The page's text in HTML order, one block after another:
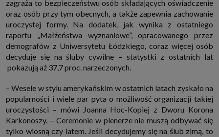
1. Jeśli udzieliłeś zgody na przetwarzanie danych możesz ją w każdej
chwili wycofać (cofnięcie zgody oczywiście nie uchyli zgodności z prawem
przetwarzania już dokonanego na jej podstawie);
2. Masz również prawo żądania dostępu do Twoich danych osobowych, ich
sprostowania, usunięcia lub ograniczenia przetwarzania, prawo do
przeniesienia danych, wyrażenia sprzeciwu wobec przetwarzania danych
oraz prawo do wniesienia skargi do organu nadzorczego, którym w Polsce
jest Prezes Urzędu Ochrony Danych Osobowych.
znajdziesz dodatkowe informacje dotyczące przetwarzania danych i
zagraża to bezpieczeństwu osób składających oświadczenie
oraz osób przy tym obecnych, a także zapewnia zachowanie
uroczystej formy. Na dodatek, jak wynika z ostatniego
raportu „Małżeństwa wyznaniowe”, opracowanego przez
demografów z Uniwersytetu Łódzkiego, coraz więcej osób
decyduje się na śluby cywilne – statystki z ostatnich lat
pokazują aż 37,7 proc. narzeczonych.
– Wesele w stylu amerykańskim w ostatnich latach zyskało na
popularności i wiele par pyta o możliwość organizacji takiej
uroczystości – mówi Joanna Hoc-Kopiej z Dworu Korona
Karkonoszy. – Ceremonie w plenerze nie muszą odbywać się
tylko wiosną czy latem. Jeśli decydujemy się na ślub zimą, to